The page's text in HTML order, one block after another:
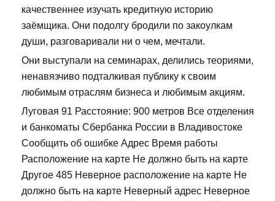
качественнее изучать кредитную историю
заёмщика. Они подолгу бродили по закоулкам
души, разговаривали ни о чем, мечтали.
Они выступали на семинарах, делились теориями,
ненавязчиво подталкивая публику к своим
любимым отраслям бизнеса и любимым акциям.
Луговая 91 Расстояние: 900 метров Все отделения
и банкоматы Сбербанка России в Владивостоке
Сообщить об ошибке Адрес Время работы
Расположение на карте Не должно быть на карте
Другое 485 Неверное расположение на карте Не
должно быть на карте Неверный адрес Неверное